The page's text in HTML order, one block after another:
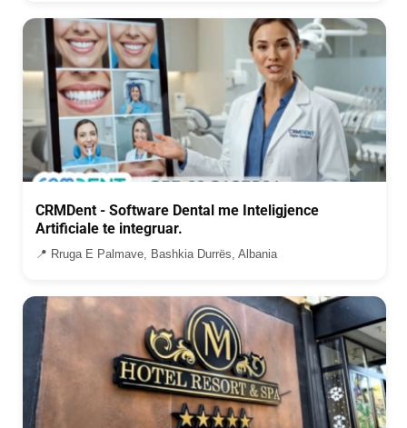
CRMDent - Software Dental me Inteligjence
Artificiale te integruar.
📍 Rruga E Palmave, Bashkia Durrës, Albania